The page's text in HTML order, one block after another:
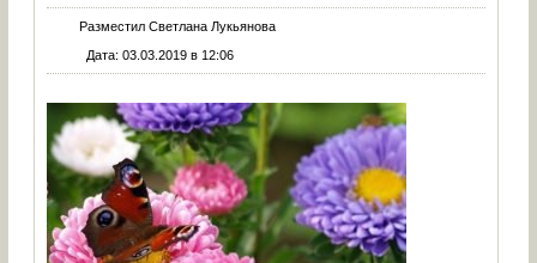
Разместил Светлана Лукьянова
Дата: 03.03.2019 в 12:06